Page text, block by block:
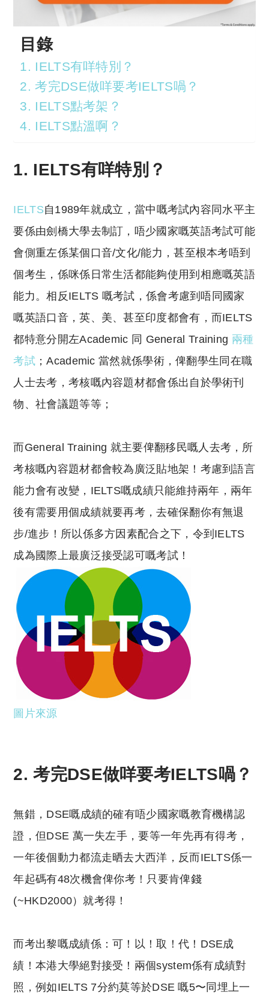
目錄
1. IELTS有咩特別？
2. 考完DSE做咩要考IELTS喎？
3. IELTS點考架？
4. IELTS點溫啊？
1. IELTS有咩特別？
IELTS自1989年就成立，當中嘅考試內容同水平主
要係由劍橋大學去制訂，唔少國家嘅英語考試可能
會側重左係某個口音/文化/能力，甚至根本考唔到
個考生，係咪係日常生活都能夠使用到相應嘅英語
能力。相反IELTS 嘅考試，係會考慮到唔同國家
嘅英語口音，英、美、甚至印度都會有，而IELTS
都特意分開左Academic 同 General Training 兩種
考試 ；Academic 當然就係學術，俾翻學生同在職
人士去考，考核嘅內容題材都會係出自於學術刊
物、社會議題等等；
而General Training 就主要俾翻移民嘅人去考，所
考核嘅內容題材都會較為廣泛貼地架！考慮到語言
能力會有改變，IELTS嘅成績只能維持兩年，兩年
後有需要用個成績就要再考，去確保翻你有無退
步/進步！所以係多方因素配合之下，令到IELTS
成為國際上最廣泛接受認可嘅考試！
圖片來源
2. 考完DSE做咩要考IELTS喎？
無錯，DSE嘅成績的確有唔少國家嘅教育機構認
證，但DSE 萬一失左手，要等一年先再有得考，
一年後個動力都流走晒去大西洋，反而IELTS係一
年起碼有48次機會俾你考！只要肯俾錢
(~HKD2000）就考得！
而考出黎嘅成績係：可！以！取！代！DSE成
績！本港大學絕對接受！兩個system係有成績對
照，例如IELTS 7分約莫等於DSE 嘅5〜同埋上一